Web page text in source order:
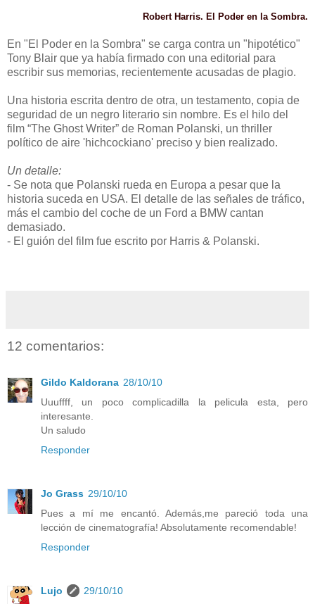
Robert Harris. El Poder en la Sombra.
En "El Poder en la Sombra" se carga contra un "hipotético"
Tony Blair que ya había firmado con una editorial para
escribir sus memorias, recientemente acusadas de plagio.
Una historia escrita dentro de otra, un testamento, copia de
seguridad de un negro literario sin nombre. Es el hilo del
film “The Ghost Writer” de Roman Polanski, un thriller
político de aire 'hichcockiano' preciso y bien realizado.
Un detalle:
- Se nota que Polanski rueda en Europa a pesar que la
historia suceda en USA. El detalle de las señales de tráfico,
más el cambio del coche de un Ford a BMW cantan
demasiado.
- El guión del film fue escrito por Harris & Polanski.
12 comentarios:
Gildo Kaldorana 28/10/10
Uuuffff, un poco complicadilla la pelicula esta, pero
interesante.
Un saludo
Responder
Jo Grass 29/10/10
Pues a mí me encantó. Además,me pareció toda una
lección de cinematografía! Absolutamente recomendable!
Responder
Lujo
29/10/10